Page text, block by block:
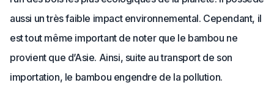
aussi un très faible impact environnemental. Cependant, il
est tout même important de noter que le bambou ne
provient que d’Asie. Ainsi, suite au transport de son
importation, le bambou engendre de la pollution.